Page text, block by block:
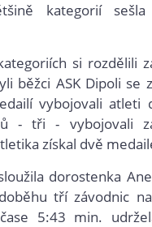
kategorií
si rozdělili
běžci ASK Dipoli se
vybojovali atleti
- tři - vybojovali
získal dvě
dorostenka
tří závodnic
5:43 min.